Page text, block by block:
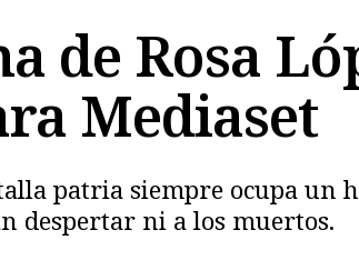
de Rosa
Mediaset
patria siempre ocupa un
despertar ni a los muertos.